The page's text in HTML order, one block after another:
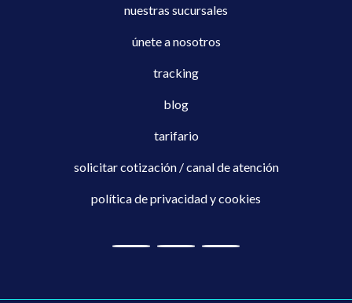
nuestras sucursales
únete a nosotros
tracking
blog
tarifario
solicitar cotización / canal de atención
política de privacidad y cookies